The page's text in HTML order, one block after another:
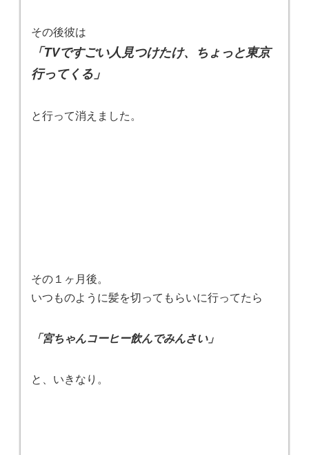
その後彼は
「TVですごい人見つけたけ、ちょっと東京
行ってくる」
と行って消えました。
その１ヶ月後。
いつものように髪を切ってもらいに行ってたら
「宮ちゃんコーヒー飲んでみんさい」
と、いきなり。